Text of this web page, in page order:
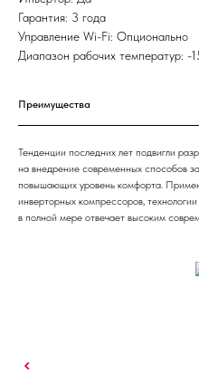
Гарантия: 3 года
Управление Wi-Fi: Опционально
Диапазон рабочих температур: -
Преимущества
Тенденции последних лет подвигли
на внедрение современных способов
повышающих уровень комфорта.
инверторных компрессоров,
в полной мере отвечает высоким